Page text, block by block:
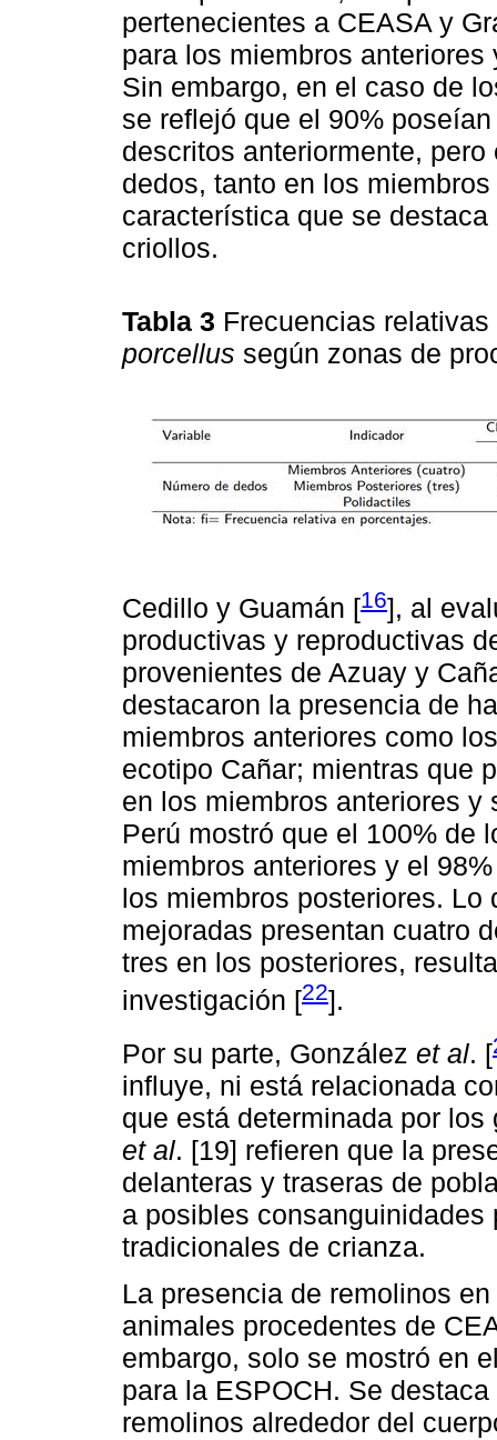
pertenecientes a CEASA y
para los miembros
Sin embargo, en el caso de
se reflejó que el 90%
descritos anteriormente,
dedos, tanto en los
característica que se
criollos.
Tabla 3 Frecuencias
porcellus según zonas de
Cedillo y Guamán [16], al
productivas y reproductivas
provenientes de Azuay y
destacaron la presencia de
miembros anteriores como
ecotipo Cañar; mientras que
en los miembros anteriores
Perú mostró que el 100% de
miembros anteriores y el
los miembros posteriores.
mejoradas presentan cuatro
tres en los posteriores,
investigación [22].
Por su parte, González et al. [
influye, ni está relacionada
que está determinada por
et al. [19] refieren que la
delanteras y traseras de
a posibles
tradicionales de crianza.
La presencia de remolinos
animales procedentes de
embargo, solo se mostró en
para la ESPOCH. Se
remolinos alrededor del